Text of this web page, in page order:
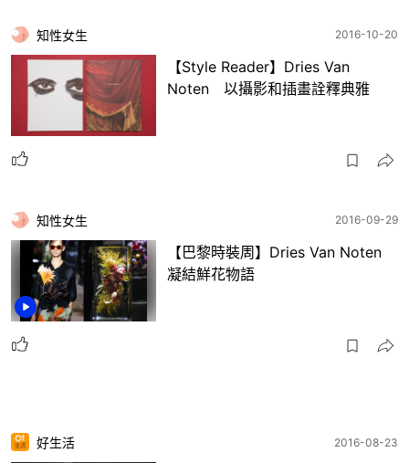
知性女生 2016-10-20
【Style Reader】Dries Van
Noten 以攝影和插畫詮釋典雅
知性女生 2016-09-29
【巴黎時裝周】Dries Van Noten
凝結鮮花物語
好生活 2016-08-23